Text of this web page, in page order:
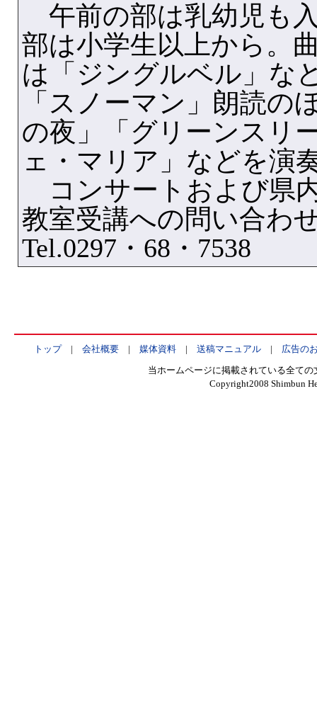
午前の部は乳幼児も
部は小学生以上から。
は「ジングルベル」な
「スノーマン」朗読の
の夜」「グリーンスリ
ェ・マリア」などを演
コンサートおよび県
教室受講への問い合わ
Tel.0297・68・7538
トップ| 会社概要| 媒体資料| 送稿マニュアル| 広告の
当ホームページに掲載されている全て
Copyright2008 Shimbun